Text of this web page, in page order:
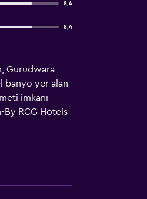
8,4
8,4
Gurudwara
banyo yer alan
imkanı
By RCG Hotels